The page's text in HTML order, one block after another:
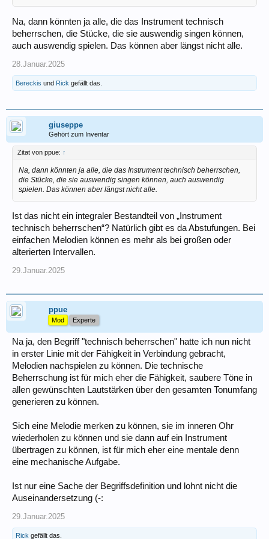
Na, dann könnten ja alle, die das Instrument technisch
beherrschen, die Stücke, die sie auswendig singen können,
auch auswendig spielen. Das können aber längst nicht alle.
28.Januar.2025
Bereckis und Rick gefällt das.
giuseppe
Gehört zum Inventar
Zitat von ppue: ↑
Na, dann könnten ja alle, die das Instrument technisch beherrschen,
die Stücke, die sie auswendig singen können, auch auswendig
spielen. Das können aber längst nicht alle.
Ist das nicht ein integraler Bestandteil von „Instrument
technisch beherrschen“? Natürlich gibt es da Abstufungen. Bei
einfachen Melodien können es mehr als bei großen oder
alterierten Intervallen.
29.Januar.2025
ppue
Mod Experte
Na ja, den Begriff "technisch beherrschen" hatte ich nun nicht
in erster Linie mit der Fähigkeit in Verbindung gebracht,
Melodien nachspielen zu können. Die technische
Beherrschung ist für mich eher die Fähigkeit, saubere Töne in
allen gewünschten Lautstärken über den gesamten Tonumfang
generieren zu können.
Sich eine Melodie merken zu können, sie im inneren Ohr
wiederholen zu können und sie dann auf ein Instrument
übertragen zu können, ist für mich eher eine mentale denn
eine mechanische Aufgabe.
Ist nur eine Sache der Begriffsdefinition und lohnt nicht die
Auseinandersetzung (-:
29.Januar.2025
Rick gefällt das.